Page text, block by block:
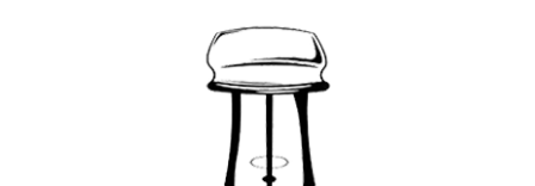
salvar una vida